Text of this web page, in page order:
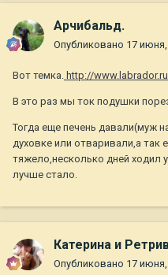
Арчибальд.
Опубликовано 17
Вот темка. http://
В это раз мы ток подушки
Тогда еще печень давали(муж
духовке или отваривали,а так
тяжело,несколько дней ходил
лучше стало.
Катерина и
Опубликовано 17